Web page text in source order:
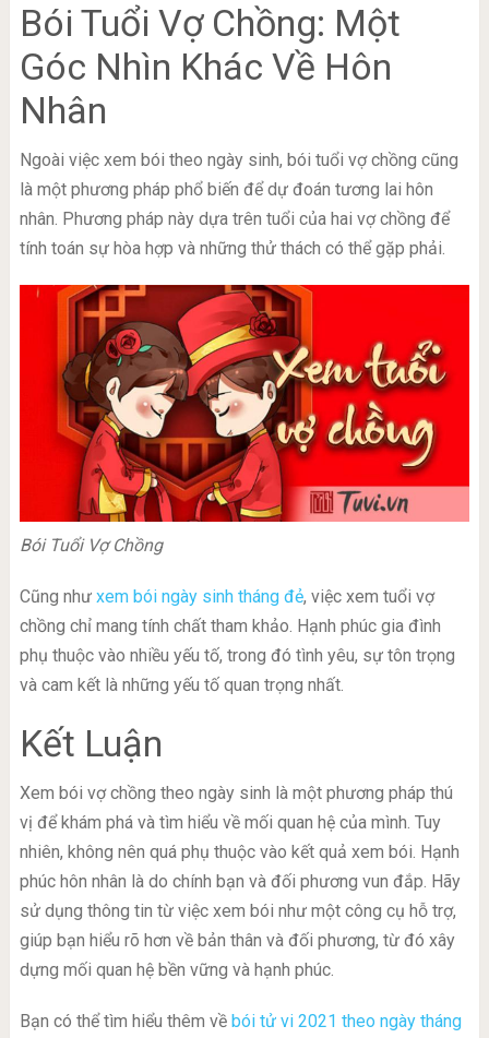
Bói Tuổi Vợ Chồng: Một
Góc Nhìn Khác Về Hôn
Nhân
Ngoài việc xem bói theo ngày sinh, bói tuổi vợ chồng cũng
là một phương pháp phổ biến để dự đoán tương lai hôn
nhân. Phương pháp này dựa trên tuổi của hai vợ chồng để
tính toán sự hòa hợp và những thử thách có thể gặp phải.
Bói Tuổi Vợ Chồng
Cũng như xem bói ngày sinh tháng đẻ, việc xem tuổi vợ
chồng chỉ mang tính chất tham khảo. Hạnh phúc gia đình
phụ thuộc vào nhiều yếu tố, trong đó tình yêu, sự tôn trọng
và cam kết là những yếu tố quan trọng nhất.
Kết Luận
Xem bói vợ chồng theo ngày sinh là một phương pháp thú
vị để khám phá và tìm hiểu về mối quan hệ của mình. Tuy
nhiên, không nên quá phụ thuộc vào kết quả xem bói. Hạnh
phúc hôn nhân là do chính bạn và đối phương vun đắp. Hãy
sử dụng thông tin từ việc xem bói như một công cụ hỗ trợ,
giúp bạn hiểu rõ hơn về bản thân và đối phương, từ đó xây
dựng mối quan hệ bền vững và hạnh phúc.
Bạn có thể tìm hiểu thêm về bói tử vi 2021 theo ngày tháng